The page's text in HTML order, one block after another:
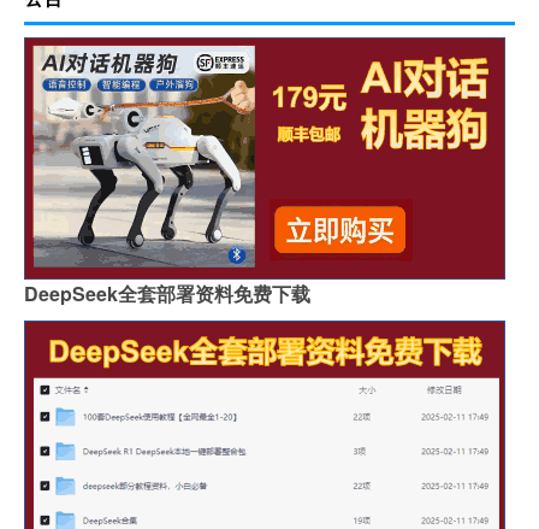
DeepSeek全套部署资料免费下载